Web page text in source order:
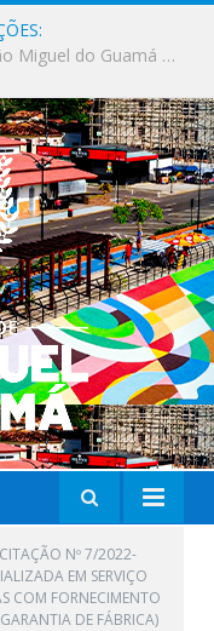
Milhares de fiéis tomam as ruas de São Miguel do Guamá em uma grande celebração de fé na Marcha para Jesus 2026.
Nº 7/2022-
EM SERVIÇO
COM FORNECIMENTO
DE FÁBRICA)